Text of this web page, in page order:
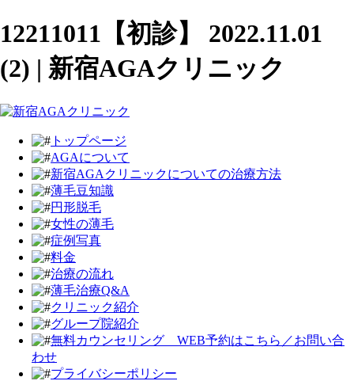
12211011【初診】 2022.11.01
(2) | 新宿AGAクリニック
トップページ
AGAについて
新宿AGAクリニックについての治療方法
薄毛豆知識
円形脱毛
女性の薄毛
症例写真
料金
治療の流れ
薄毛治療Q&A
クリニック紹介
グループ院紹介
無料カウンセリング WEB予約はこちら／お問い合
わせ
プライバシーポリシー